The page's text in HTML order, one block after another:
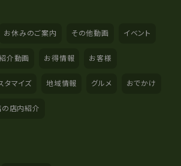
お休みのご案内 その他動画 イベント
介動画 お得情報 お客様
タマイズ 地域情報 グルメ おでかけ
の店内紹介